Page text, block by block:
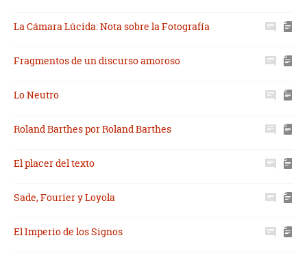
La Cámara Lúcida: Nota sobre la Fotografía
Fragmentos de un discurso amoroso
Lo Neutro
Roland Barthes por Roland Barthes
El placer del texto
Sade, Fourier y Loyola
El Imperio de los Signos